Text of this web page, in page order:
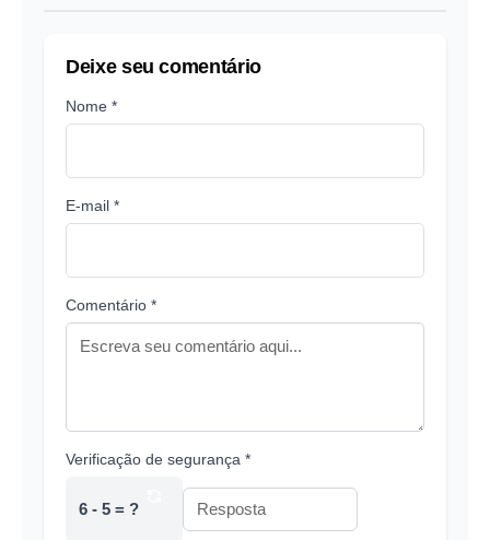
Deixe seu comentário
Nome *
E-mail *
Comentário *
Verificação de segurança *
6 - 5 = ?